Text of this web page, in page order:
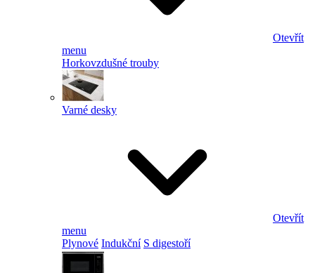
Otevřít
menu
Horkovzdušné trouby
Varné desky
Otevřít
menu
Plynové Indukční S digestoří